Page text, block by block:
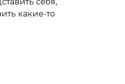
какие-то